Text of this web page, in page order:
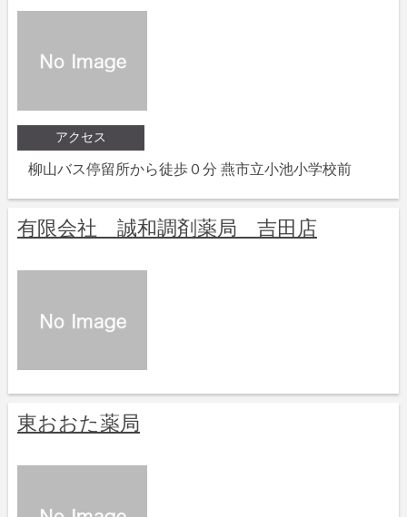
アクセス
柳山バス停留所から徒歩０分 燕市立小池小学校前
有限会社 誠和調剤薬局 吉田店
東おおた薬局